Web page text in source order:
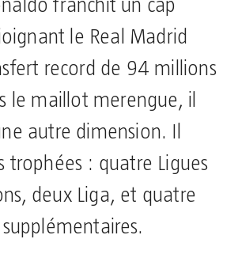
franchit un cap
le Real Madrid
record de 94 millions
le maillot merengue, il
autre dimension. Il
trophées : quatre Ligues
deux Liga, et quatre
supplémentaires.